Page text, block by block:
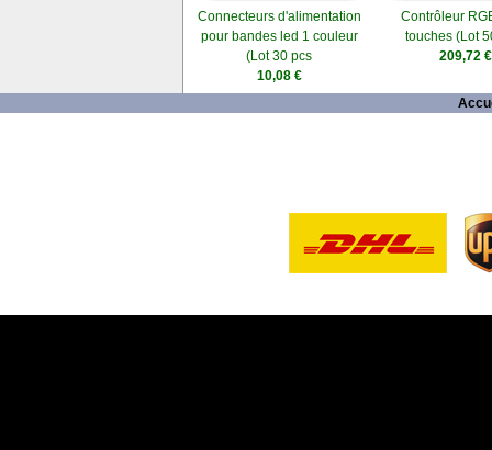
Connecteurs d'alimentation
pour bandes led 1 couleur
(Lot 30 pcs
10,08 €
Contrôleur
touches (Lot
209,72 €